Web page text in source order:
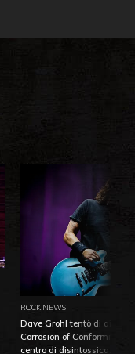
ROCK NEWS
Dave Grohl tentò di
Corrosion of Conformity
centro di